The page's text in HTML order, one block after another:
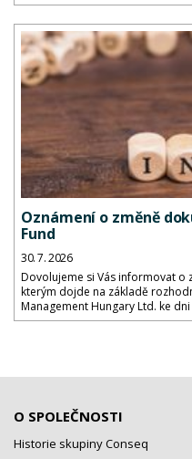
Oznámení o změně
Fund
30. 7. 2026
Dovolujeme si Vás informovat o
kterým dojde na základě
Management Hungary Ltd. ke
O SPOLEČNOSTI
Historie skupiny Conseq